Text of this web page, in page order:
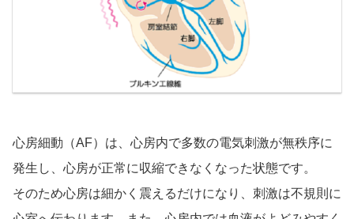
心房細動（AF）は、心房内で多数の電気刺激が無秩序に
発生し、心房が正常に収縮できなくなった状態です。
そのため心房は細かく震えるだけになり、刺激は不規則に